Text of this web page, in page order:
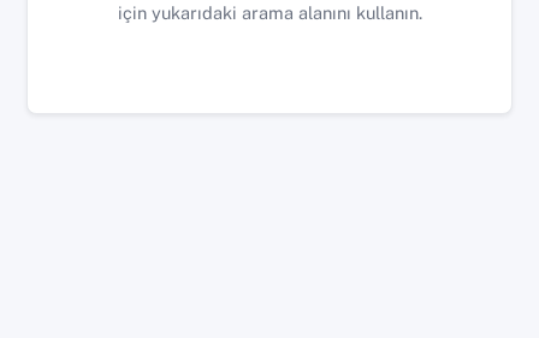
için yukarıdaki arama alanını kullanın.